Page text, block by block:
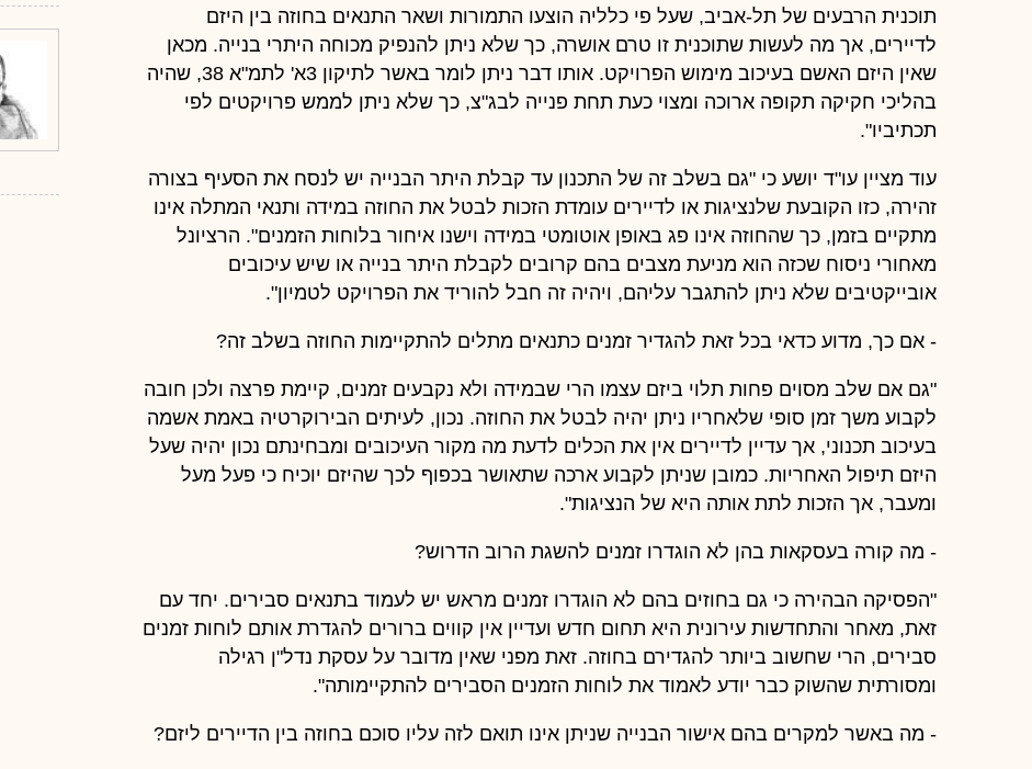
תוכנית הרבעים של תל-אביב, שעל פי כלליה הוצעו התמורות ושאר התנאים בחוזה בין היזם
לדיירים, אך מה לעשות שתוכנית זו טרם אושרה, כך שלא ניתן להנפיק מכוחה היתרי בנייה. מכאן
שאין היזם האשם בעיכוב מימוש הפרויקט. אותו דבר ניתן לומר באשר לתיקון 3א' לתמ"א 38, שהיה
בהליכי חקיקה תקופה ארוכה ומצוי כעת תחת פנייה לבג"צ, כך שלא ניתן לממש פרויקטים לפי
תכתיביו".
עוד מציין עו"ד יושע כי "גם בשלב זה של התכנון עד קבלת היתר הבנייה יש לנסח את הסעיף בצורה
זהירה, כזו הקובעת שלנציגות או לדיירים עומדת הזכות לבטל את החוזה במידה ותנאי המתלה אינו
מתקיים בזמן, כך שהחוזה אינו פג באופן אוטומטי במידה וישנו איחור בלוחות הזמנים". הרציונל
מאחורי ניסוח שכזה הוא מניעת מצבים בהם קרובים לקבלת היתר בנייה או שיש עיכובים
אובייקטיבים שלא ניתן להתגבר עליהם, ויהיה זה חבל להוריד את הפרויקט לטמיון".
- אם כך, מדוע כדאי בכל זאת להגדיר זמנים כתנאים מתלים להתקיימות החוזה בשלב זה?
"גם אם שלב מסוים פחות תלוי ביזם עצמו הרי שבמידה ולא נקבעים זמנים, קיימת פרצה ולכן חובה
לקבוע משך זמן סופי שלאחריו ניתן יהיה לבטל את החוזה. נכון, לעיתים הבירוקרטיה באמת אשמה
בעיכוב תכנוני, אך עדיין לדיירים אין את הכלים לדעת מה מקור העיכובים ומבחינתם נכון יהיה שעל
היזם תיפול האחריות. כמובן שניתן לקבוע ארכה שתאושר בכפוף לכך שהיזם יוכיח כי פעל מעל
ומעבר, אך הזכות לתת אותה היא של הנציגות".
- מה קורה בעסקאות בהן לא הוגדרו זמנים להשגת הרוב הדרוש?
"הפסיקה הבהירה כי גם בחוזים בהם לא הוגדרו זמנים מראש יש לעמוד בתנאים סבירים. יחד עם
זאת, מאחר והתחדשות עירונית היא תחום חדש ועדיין אין קווים ברורים להגדרת אותם לוחות זמנים
סבירים, הרי שחשוב ביותר להגדירם בחוזה. זאת מפני שאין מדובר על עסקת נדל"ן רגילה
ומסורתית שהשוק כבר יודע לאמוד את לוחות הזמנים הסבירים להתקיימותה".
- מה באשר למקרים בהם אישור הבנייה שניתן אינו תואם לזה עליו סוכם בחוזה בין הדיירים ליזם?